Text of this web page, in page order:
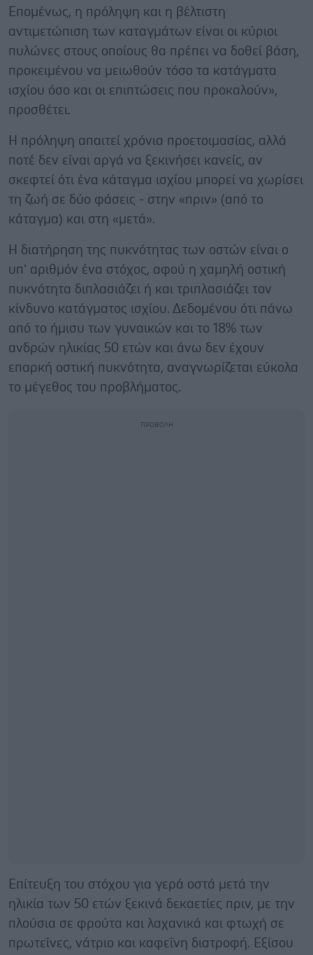
Επομένως, η πρόληψη και η βέλτιστη
αντιμετώπιση των καταγμάτων είναι οι κύριοι
πυλώνες στους οποίους θα πρέπει να δοθεί βάση,
προκειμένου να μειωθούν τόσο τα κατάγματα
ισχίου όσο και οι επιπτώσεις που προκαλούν»,
προσθέτει.
Η πρόληψη απαιτεί χρόνια προετοιμασίας, αλλά
ποτέ δεν είναι αργά να ξεκινήσει κανείς, αν
σκεφτεί ότι ένα κάταγμα ισχίου μπορεί να χωρίσει
τη ζωή σε δύο φάσεις - στην «πριν» (από το
κάταγμα) και στη «μετά».
Η διατήρηση της πυκνότητας των οστών είναι ο
υπ’ αριθμόν ένα στόχος, αφού η χαμηλή οστική
πυκνότητα διπλασιάζει ή και τριπλασιάζει τον
κίνδυνο κατάγματος ισχίου. Δεδομένου ότι πάνω
από το ήμισυ των γυναικών και το 18% των
ανδρών ηλικίας 50 ετών και άνω δεν έχουν
επαρκή οστική πυκνότητα, αναγνωρίζεται εύκολα
το μέγεθος του προβλήματος.
Επίτευξη του στόχου για γερά οστά μετά την
ηλικία των 50 ετών ξεκινά δεκαετίες πριν, με την
πλούσια σε φρούτα και λαχανικά και φτωχή σε
πρωτεΐνες, νάτριο και καφεΐνη διατροφή. Εξίσου